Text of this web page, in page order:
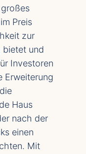
Preis
zur
bietet und
Investoren
Erweiterung
Haus
nach der
einen
Mit